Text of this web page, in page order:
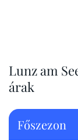
Lunz am
árak
Főszezon